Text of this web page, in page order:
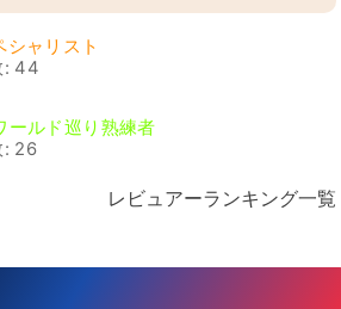
シャリスト
: 44
ールド巡り熟練者
: 26
レビュアーランキング一覧